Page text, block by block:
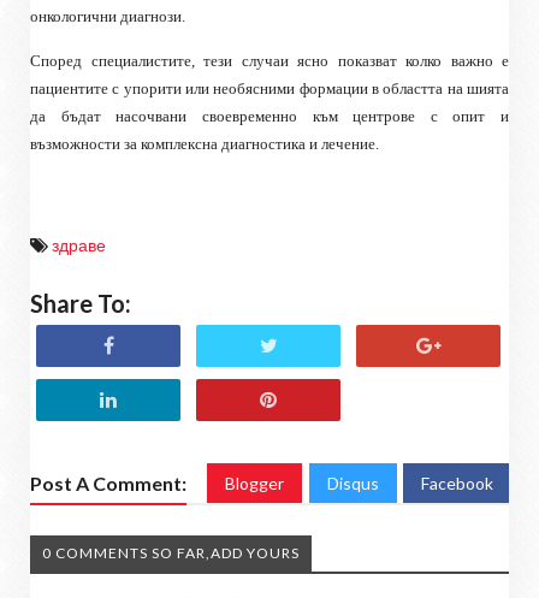
онкологични диагнози.
Според специалистите, тези случаи ясно показват колко важно е
пациентите с упорити или необясними формации в областта на шията
да бъдат насочвани своевременно към центрове с опит и
възможности за комплексна диагностика и лечение.
здраве
Share To:
Post A Comment: Blogger Disqus Facebook
0 COMMENTS SO FAR,ADD YOURS